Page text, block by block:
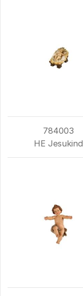
784003
HE Jesukind